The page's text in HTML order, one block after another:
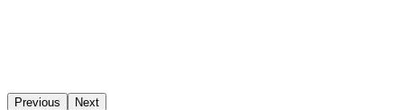
Previous Next